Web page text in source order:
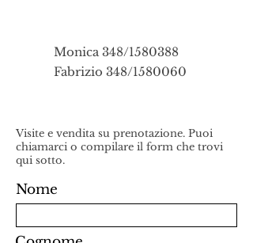
Monica 348/1580388
Fabrizio 348/1580060
Visite e vendita su prenotazione. Puoi
chiamarci o compilare il form che trovi
qui sotto.
Nome